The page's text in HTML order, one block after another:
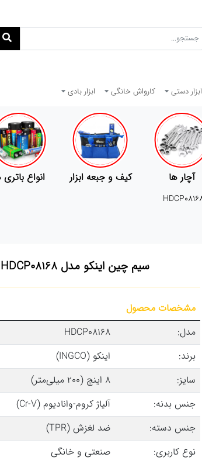
ابزار دستی کارواش خانگی ابزار بادی
کیف و جبعه ابزار انواع باتری ها
سیم چین اینکو مدل HDCP08168
مشخصات محصول
مدل:
HDCP08168
برند:
اینکو (INGCO)
سایز:
۸ اینچ (۲۰۰ میلی‌متر)
جنس بدنه:
آلیاژ کروم-وانادیوم (Cr-V)
جنس دسته:
ضد لغزش (TPR)
نوع کاربری:
صنعتی و خانگی